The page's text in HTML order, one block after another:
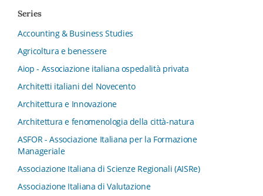
Series
Accounting & Business Studies
Agricoltura e benessere
Aiop - Associazione italiana ospedalità privata
Architetti italiani del Novecento
Architettura e Innovazione
Architettura e fenomenologia della città-natura
ASFOR - Associazione Italiana per la Formazione
Manageriale
Associazione Italiana di Scienze Regionali (AISRe)
Associazione Italiana di Valutazione